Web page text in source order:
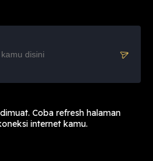
Coba refresh halaman
internet kamu.